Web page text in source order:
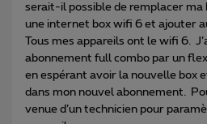
serait-il possible de remplacer ma
une internet box wifi 6 et ajouter
Tous mes appareils ont le wifi 6.
abonnement full combo par un
en espérant avoir la nouvelle box
dans mon nouvel abonnement.
venue d’un technicien pour